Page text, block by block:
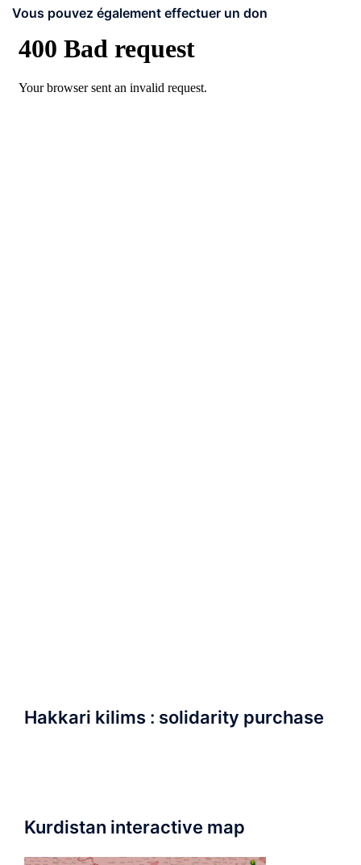
Vous pouvez également effectuer un don
Hakkari kilims : solidarity purchase
Kurdistan interactive map